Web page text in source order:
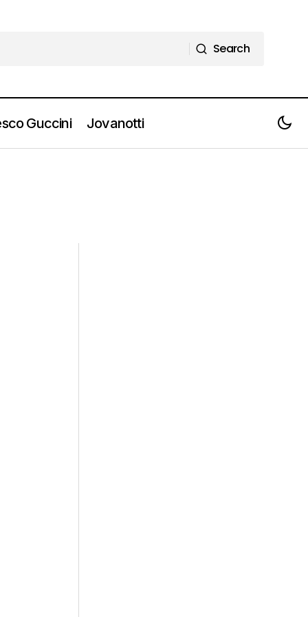
Search
Guccini Jovanotti